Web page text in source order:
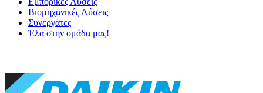
Βιομηχανικές Λύσεις
Συνεργάτες
Έλα στην ομάδα μας!